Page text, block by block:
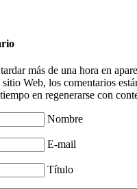
más de una hora en
Web, los comentarios
en regenerarse con
Nombre
E-mail
Título